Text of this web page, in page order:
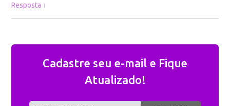
Resposta ↓
Cadastre seu e-mail e Fique
Atualizado!